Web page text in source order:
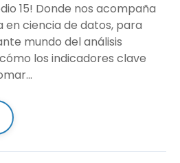
15! Donde nos acompaña
en ciencia de datos, para
mundo del análisis
los indicadores clave